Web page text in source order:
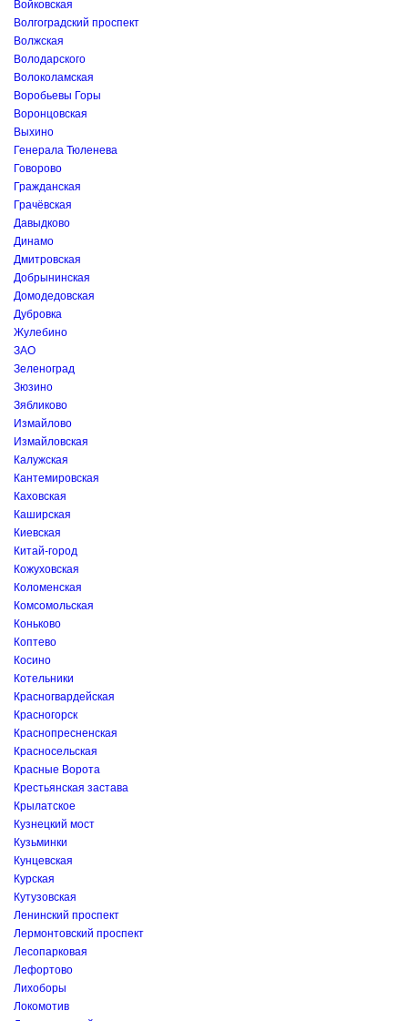
Войковская
Волгоградский проспект
Волжская
Володарского
Волоколамская
Воробьевы Горы
Воронцовская
Выхино
Генерала Тюленева
Говорово
Гражданская
Грачёвская
Давыдково
Динамо
Дмитровская
Добрынинская
Домодедовская
Дубровка
Жулебино
ЗАО
Зеленоград
Зюзино
Зябликово
Измайлово
Измайловская
Калужская
Кантемировская
Каховская
Каширская
Киевская
Китай-город
Кожуховская
Коломенская
Комсомольская
Коньково
Коптево
Косино
Котельники
Красногвардейская
Красногорск
Краснопресненская
Красносельская
Красные Ворота
Крестьянская застава
Крылатское
Кузнецкий мост
Кузьминки
Кунцевская
Курская
Кутузовская
Ленинский проспект
Лермонтовский проспект
Лесопарковая
Лефортово
Лихоборы
Локомотив